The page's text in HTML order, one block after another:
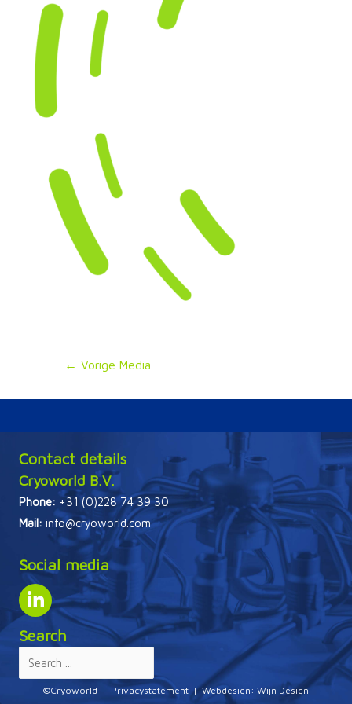
← Vorige Media
Contact details
Cryoworld B.V.
Phone: +31 (0)228 74 39 30
Mail: info@cryoworld.com
Social media
Search
©Cryoworld | Privacystatement | Webdesign: Wijn Design